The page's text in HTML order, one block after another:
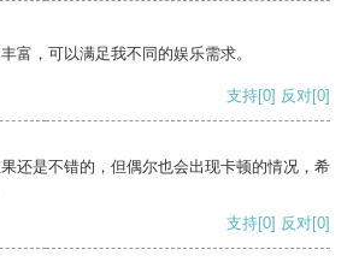
富，可以满足我不同的娱乐需求。
支持[0] 反对[0]
还是不错的，但偶尔也会出现卡顿的情况，希
支持[0] 反对[0]